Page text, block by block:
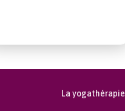
La yogathérapie